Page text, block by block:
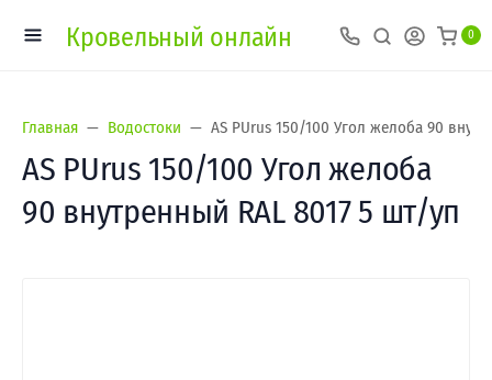
Кровельный онлайн 0
Главная Водостоки AS PUrus 150/100 Угол желоба 90
AS PUrus 150/100 Угол желоба
90 внутренный RAL 8017 5 шт/уп